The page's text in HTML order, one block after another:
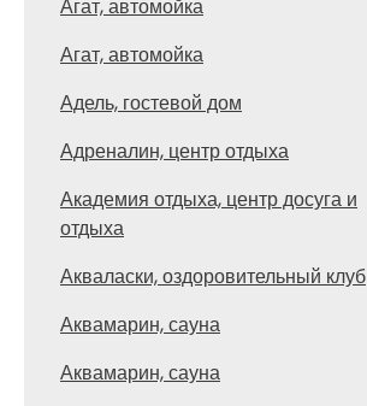
Агат, автомойка
Агат, автомойка
Адель, гостевой дом
Адреналин, центр отдыха
Академия отдыха, центр досуга и
отдыха
Акваласки, оздоровительный клуб
Аквамарин, сауна
Аквамарин, сауна